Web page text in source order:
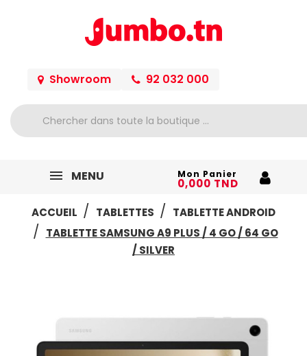
Showroom 92 032 000
MENU Mon Panier
0,000 TND
ACCUEIL
TABLETTES
TABLETTE ANDROID
TABLETTE SAMSUNG A9 PLUS / 4 GO / 64 GO
/ SILVER